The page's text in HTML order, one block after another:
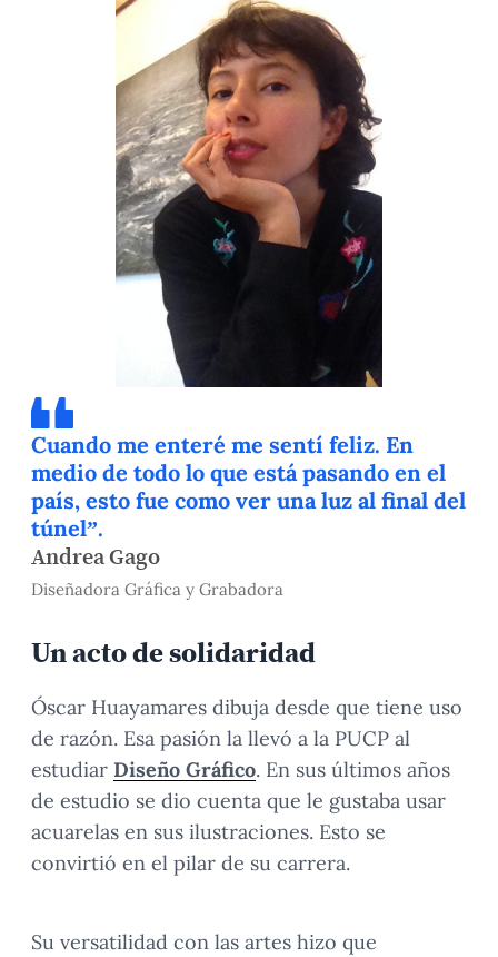
Cuando me enteré me sentí feliz. En
medio de todo lo que está pasando en el
país, esto fue como ver una luz al final del
túnel”.
Andrea Gago
Diseñadora Gráfica y Grabadora
Un acto de solidaridad
Óscar Huayamares dibuja desde que tiene uso
de razón. Esa pasión la llevó a la PUCP al
estudiar Diseño Gráfico. En sus últimos años
de estudio se dio cuenta que le gustaba usar
acuarelas en sus ilustraciones. Esto se
convirtió en el pilar de su carrera.
Su versatilidad con las artes hizo que